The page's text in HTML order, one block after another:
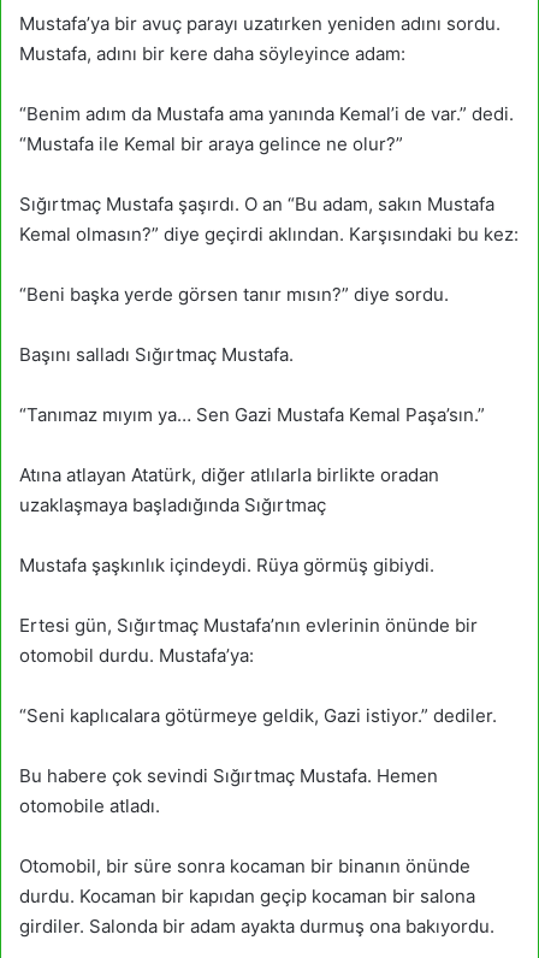
Mustafa’ya bir avuç parayı uzatırken yeniden adını sordu.
Mustafa, adını bir kere daha söyleyince adam:
“Benim adım da Mustafa ama yanında Kemal’i de var.” dedi.
“Mustafa ile Kemal bir araya gelince ne olur?”
Sığırtmaç Mustafa şaşırdı. O an “Bu adam, sakın Mustafa
Kemal olmasın?” diye geçirdi aklından. Karşısındaki bu kez:
“Beni başka yerde görsen tanır mısın?” diye sordu.
Başını salladı Sığırtmaç Mustafa.
“Tanımaz mıyım ya… Sen Gazi Mustafa Kemal Paşa’sın.”
Atına atlayan Atatürk, diğer atlılarla birlikte oradan
uzaklaşmaya başladığında Sığırtmaç
Mustafa şaşkınlık içindeydi. Rüya görmüş gibiydi.
Ertesi gün, Sığırtmaç Mustafa’nın evlerinin önünde bir
otomobil durdu. Mustafa’ya:
“Seni kaplıcalara götürmeye geldik, Gazi istiyor.” dediler.
Bu habere çok sevindi Sığırtmaç Mustafa. Hemen
otomobile atladı.
Otomobil, bir süre sonra kocaman bir binanın önünde
durdu. Kocaman bir kapıdan geçip kocaman bir salona
girdiler. Salonda bir adam ayakta durmuş ona bakıyordu.